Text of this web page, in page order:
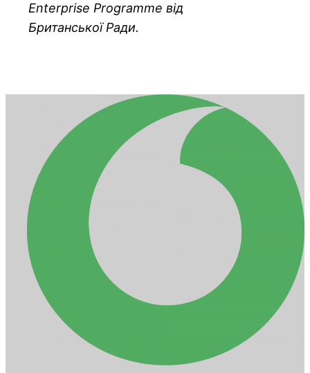
Enterprise Programme від
Британської Ради.